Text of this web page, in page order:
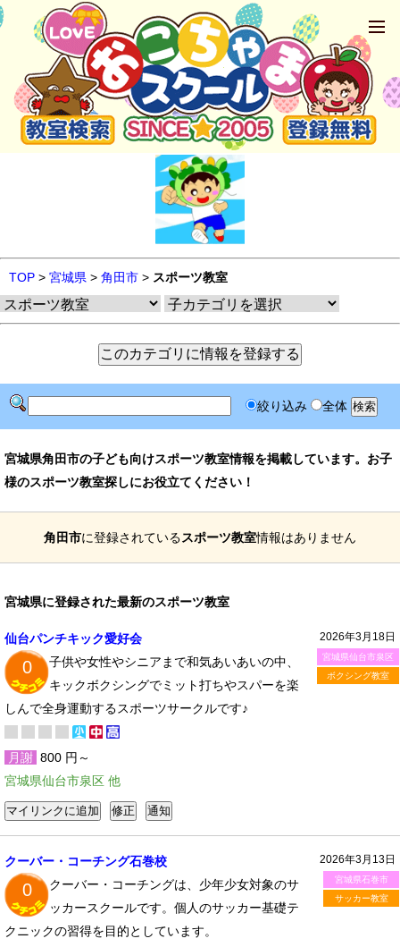
TOP > 宮城県 > 角田市 > スポーツ教室
絞り込み 全体
宮城県角田市の子ども向けスポーツ教室情報を掲載しています。お子
様のスポーツ教室探しにお役立てください！
角田市に登録されているスポーツ教室情報はありません
宮城県に登録された最新のスポーツ教室
2026年3月18日
宮城県仙台市泉区
ボクシング教室
仙台パンチキック愛好会
0
子供や女性やシニアまで和気あいあいの中、
キックボクシングでミット打ちやスパーを楽
しんで全身運動するスポーツサークルです♪
月謝 800 円～
宮城県仙台市泉区 他
2026年3月13日
宮城県石巻市
サッカー教室
クーバー・コーチング石巻校
0
クーバー・コーチングは、少年少女対象のサ
ッカースクールです。個人のサッカー基礎テ
クニックの習得を目的としています。